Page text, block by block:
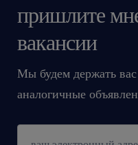
пришлите
вакансии
Мы будем держать вас
аналогичные